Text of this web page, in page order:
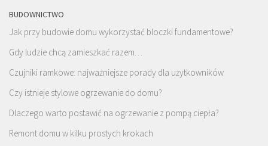
BUDOWNICTWO
Jak przy budowie domu wykorzystać bloczki fundamentowe?
Gdy ludzie chcą zamieszkać razem…
Czujniki ramkowe: najważniejsze porady dla użytkowników
Czy istnieje stylowe ogrzewanie do domu?
Dlaczego warto postawić na ogrzewanie z pompą ciepła?
Remont domu w kilku prostych krokach